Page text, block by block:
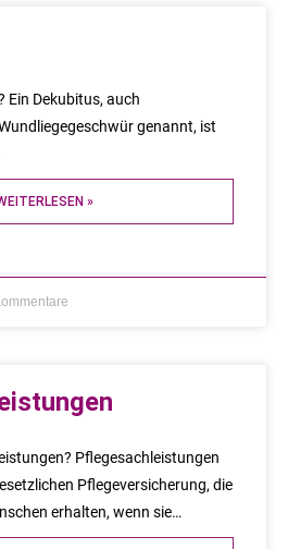
Ein Dekubitus, auch
genannt, ist
»
Pflegesachleistungen
Pflegeversicherung, die
erhalten, wenn sie…